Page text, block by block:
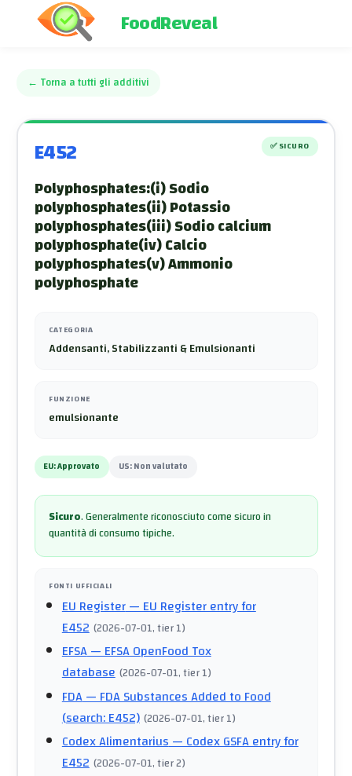
FoodReveal
← Torna a tutti gli additivi
E452 ✅SICURO
Polyphosphates:(i) Sodio
polyphosphates(ii) Potassio
polyphosphates(iii) Sodio calcium
polyphosphate(iv) Calcio
polyphosphates(v) Ammonio
polyphosphate
CATEGORIA
Addensanti, Stabilizzanti & Emulsionanti
FUNZIONE
emulsionante
EU:Approvato US:Non valutato
Sicuro.Generalmente riconosciuto come sicuro in
quantità di consumo tipiche.
FONTI UFFICIALI
EU Register— EU Register entry for
E452 (2026-07-01, tier 1)
EFSA— EFSA OpenFood Tox
database (2026-07-01, tier 1)
FDA— FDA Substances Added to Food
(search: E452) (2026-07-01, tier 1)
Codex Alimentarius— Codex GSFA entry for
E452 (2026-07-01, tier 2)